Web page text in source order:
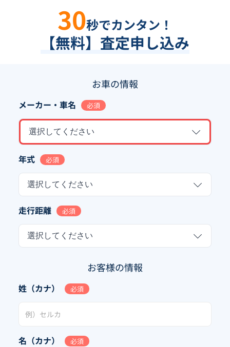
30秒でカンタン！
【無料】査定申し込み
お車の情報
メーカー・車名 必須
選択してください
年式 必須
選択してください
走行距離 必須
選択してください
お客様の情報
姓（カナ） 必須
名（カナ） 必須